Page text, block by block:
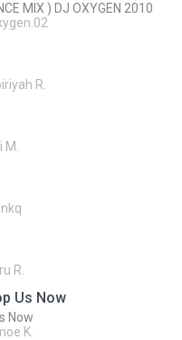
MIX ) DJ OXYGEN 2010
R.
M.
R.
Us Now
Now
K.